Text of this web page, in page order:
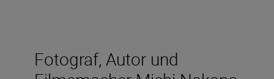
Fotograf, Autor und